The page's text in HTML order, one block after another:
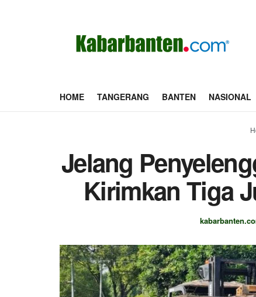
HOME TANGERANG BANTEN NASIONAL
Jelang
Kirimkan Tiga